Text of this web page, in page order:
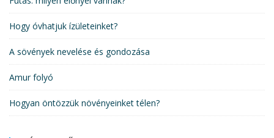
Hogy óvhatjuk ízületeinket?
A sövények nevelése és gondozása
Amur folyó
Hogyan öntözzük növényeinket télen?